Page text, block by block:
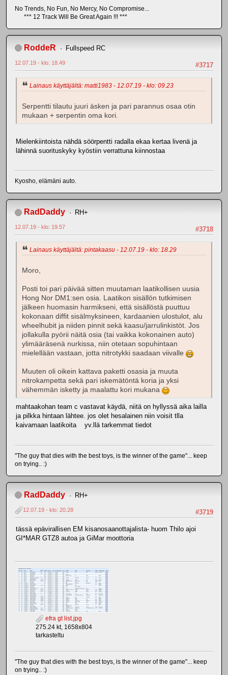
No Trends, No Fun, No Mercy, No Compromise...
*** 12 Track Will Be Great Again !!! ***
RoddeR Fullspeed RC
#3717
12.07.19 - klo: 18.49
Lainaus käyttäjältä: matti1983 - 12.07.19 - klo: 09.23
Serpentti tilautu juuri äsken ja pari parannus osaa otin
mukaan + serpentin oma kori.
Mielenkiintoista nähdä söörpentti radalla ekaa kertaa livenä ja
lähinnä suorituskyky kyöstiin verrattuna kiinnostaa
Kyosho, elämäni auto.
RadDaddy RH+
#3718
12.07.19 - klo: 19.57
Lainaus käyttäjältä: pintakaasu - 12.07.19 - klo: 18.29
Moro,
Posti toi pari päivää sitten muutaman laatikollisen uusia
Hong Nor DM1:sen osia. Laatikon sisällön tutkimisen
jälkeen huomasin harmikseni, että sisällöstä puuttuu
kokonaan diffit sisälmyksineen, kardaanien ulostulot, alu
wheelhubit ja niiden pinnit sekä kaasu/jarrulinkistöt. Jos
jollakulla pyörii näitä osia (tai vaikka kokonainen auto)
ylimääräsenä nurkissa, niin otetaan sopuhintaan
mielellään vastaan, jotta nitrotykki saadaan viivalle
Muuten oli oikein kattava paketti osasia ja muuta
nitrokampetta sekä pari iskemätöntä koria ja yksi
vähemmän isketty ja maalattu kori mukana
mahtaakohan team c vastavat käydä, niitä on hyllyssä aika lailla
ja pilkka hintaan lähtee. jos olet hesalainen niin voisit tlla
kaivamaan laatikoita yv.llä tarkemmat tiedot
"The guy that dies with the best toys, is the winner of the game"... keep
on trying.. :)
RadDaddy RH+
#3719
12.07.19 - klo: 20.28
tässä epävirallisen EM kisanosaanottajalista- huom Thilo ajoi
GI*MAR GTZ8 autoa ja GiMar moottoria
efra gt list.jpg
275.24 kt, 1658x804
tarkasteltu
"The guy that dies with the best toys, is the winner of the game"... keep
on trying.. :)